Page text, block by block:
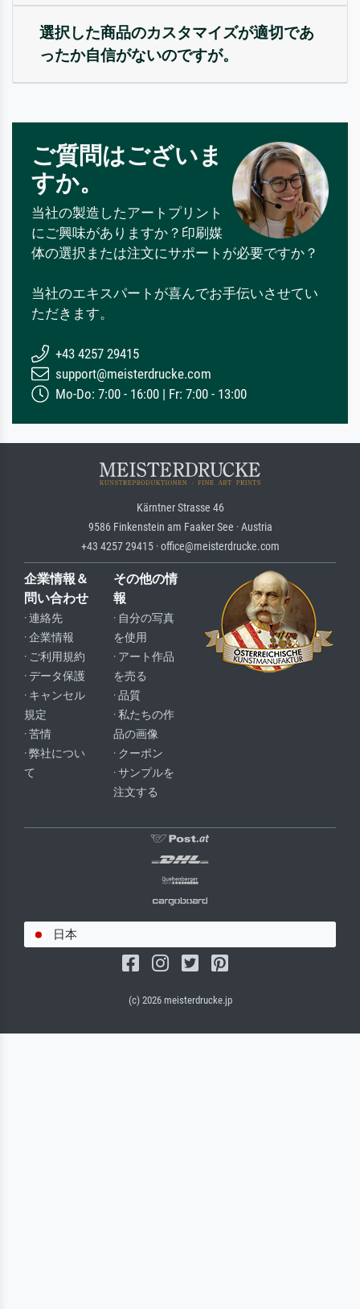
選択した商品のカスタマイズが適切であ
ったか自信がないのですが。
ご質問はございま
すか。
当社の製造したアートプリント
にご興味がありますか？印刷媒
体の選択または注文にサポートが必要ですか？
当社のエキスパートが喜んでお手伝いさせてい
ただきます。
+43 4257 29415
support@meisterdrucke.com
Mo-Do: 7:00 - 16:00 | Fr: 7:00 - 13:00
Kärntner Strasse 46
9586 Finkenstein am Faaker See · Austria
+43 4257 29415 · office@meisterdrucke.com
企業情報＆
問い合わせ
· 連絡先
· 企業情報
· ご利用規約
· データ保護
· キャンセル
規定
· 苦情
· 弊社につい
て
その他の情
報
· 自分の写真
を使用
· アート作品
を売る
· 品質
· 私たちの作
品の画像
· クーポン
· サンプルを
注文する
日本
(c) 2026 meisterdrucke.jp